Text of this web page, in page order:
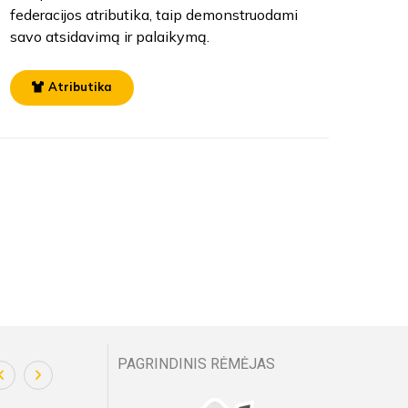
federacijos atributika, taip demonstruodami
savo atsidavimą ir palaikymą.
Atributika
PAGRINDINIS RĖMĖJAS